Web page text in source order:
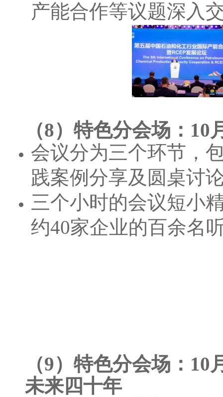
产能合作等议题深入
（8）特色分会场：
会议分为三个环节，
践案例分享及圆桌讨
三个小时的会议短小
约40家企业的百余名
（9）特色分会场：
未来四十年